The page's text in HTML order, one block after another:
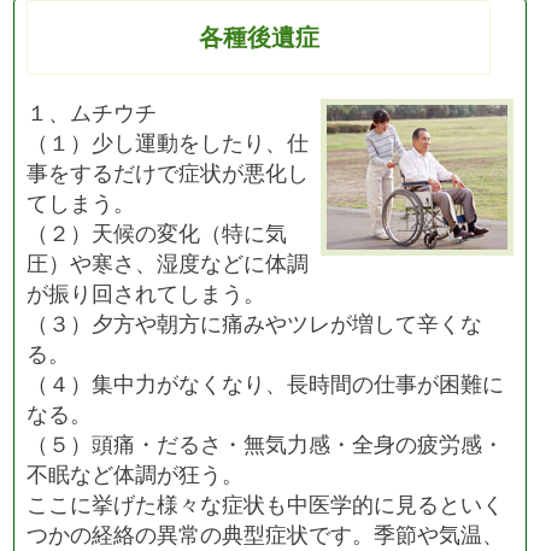
各種後遺症
１、ムチウチ
（１）少し運動をしたり、仕
事をするだけで症状が悪化し
てしまう。
（２）天候の変化（特に気
圧）や寒さ、湿度などに体調
が振り回されてしまう。
（３）夕方や朝方に痛みやツレが増して辛くな
る。
（４）集中力がなくなり、長時間の仕事が困難に
なる。
（５）頭痛・だるさ・無気力感・全身の疲労感・
不眠など体調が狂う。
ここに挙げた様々な症状も中医学的に見るといく
つかの経絡の異常の典型症状です。季節や気温、